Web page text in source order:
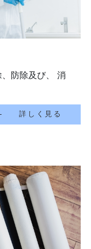
防除及び、 消
詳しく見る